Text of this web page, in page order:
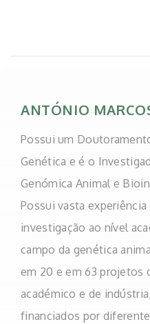
ANTÓNIO
Possui um
Genética e é o
Genómica Animal e
Possui vasta
investigação ao nível
campo da genética
em 20 e em 63 projetos
académico e de
financiados por